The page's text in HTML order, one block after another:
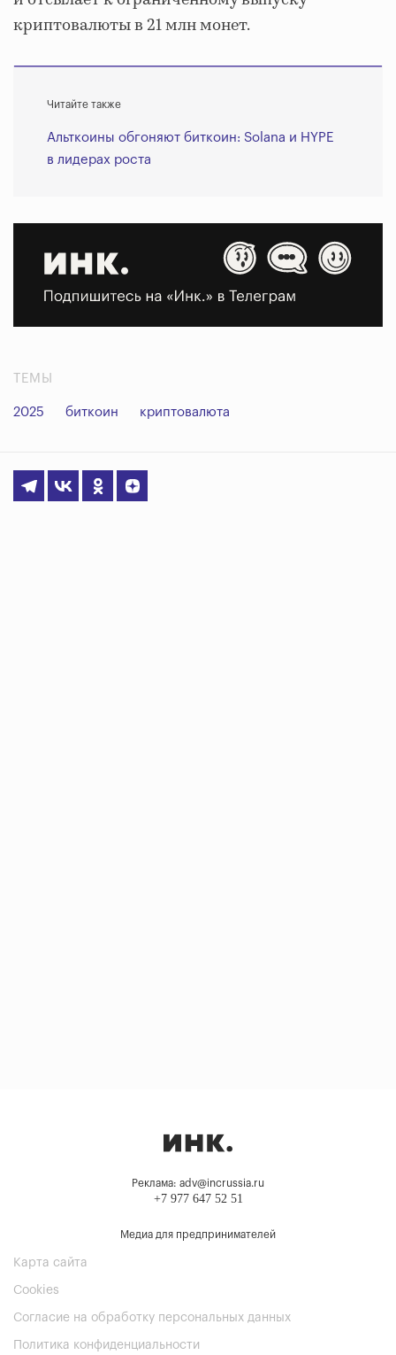
криптовалюты в 21 млн монет.
Читайте также
Альткоины обгоняют биткоин: Solana и HYPE
в лидерах роста
ТЕМЫ
2025 биткоин криптовалюта
Реклама: adv@incrussia.ru
+7 977 647 52 51
Медиа для предпринимателей
Карта сайта
Cookies
Согласие на обработку персональных данных
Политика конфиденциальности